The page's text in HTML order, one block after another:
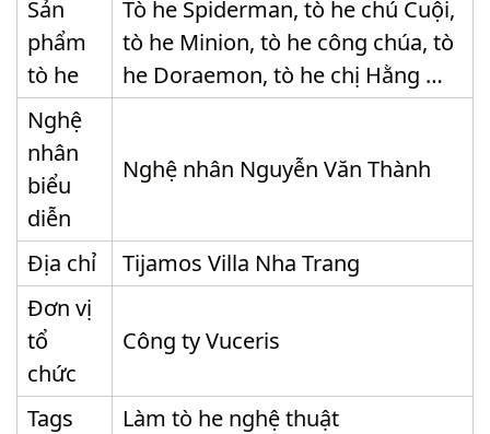
Sản
phẩm
tò he
Tò he Spiderman, tò he chú Cuội,
tò he Minion, tò he công chúa, tò
he Doraemon, tò he chị Hằng …
Nghệ
nhân
biểu
diễn
Nghệ nhân Nguyễn Văn Thành
Địa chỉ
Tijamos Villa Nha Trang
Đơn vị
tổ
chức
Công ty Vuceris
Tags Làm tò he nghệ thuật